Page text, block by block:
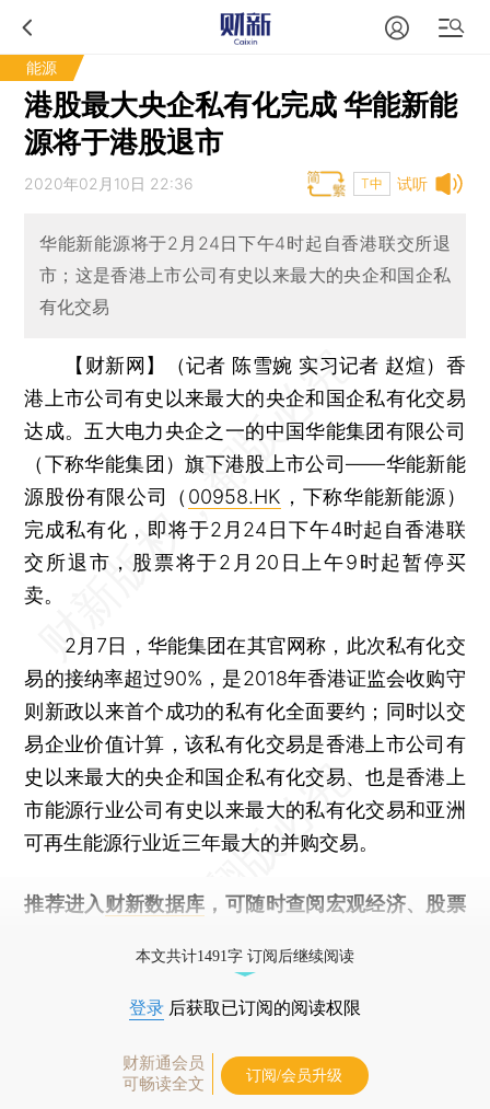
能源
港股最大央企私有化完成 华能新能
源将于港股退市
试听
2020年02月10日 22:36 T中
华能新能源将于2月24日下午4时起自香港联交所退
市；这是香港上市公司有史以来最大的央企和国企私
有化交易
【财新网】（记者 陈雪婉 实习记者 赵煊） 香
港上市公司有史以来最大的央企和国企私有化交易
达成。五大电力央企之一的中国华能集团有限公司
（下称华能集团）旗下港股上市公司——华能新能
源股份有限公司（ 00958.HK ，下称华能新能源）
完成私有化，即将于2月24日下午4时起自香港联
交所退市，股票将于2月20日上午9时起暂停买
卖。
2月7日，华能集团在其官网称，此次私有化交
易的接纳率超过90%，是2018年香港证监会收购守
则新政以来首个成功的私有化全面要约；同时以交
易企业价值计算，该私有化交易是香港上市公司有
史以来最大的央企和国企私有化交易、也是香港上
市能源行业公司有史以来最大的私有化交易和亚洲
可再生能源行业近三年最大的并购交易。
推荐进入 财新数据库 ，可随时查阅宏观经济、股票
本文共计1491字 订阅后继续阅读
登录 后获取已订阅的阅读权限
财新通会员
可畅读全文
订阅/会员升级